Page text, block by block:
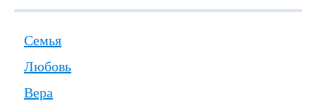
Семья
Любовь
Вера